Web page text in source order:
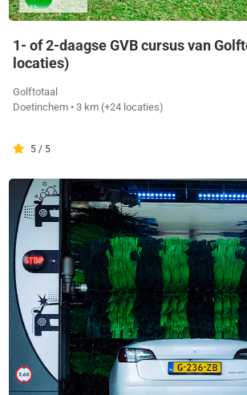
1- of 2-daagse GVB cursus van
locaties)
Golftotaal
Doetinchem • 3 km (+24 locaties)
5 / 5